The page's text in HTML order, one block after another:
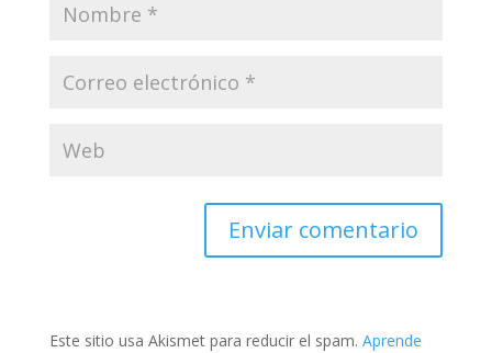
Este sitio usa Akismet para reducir el spam. Aprende